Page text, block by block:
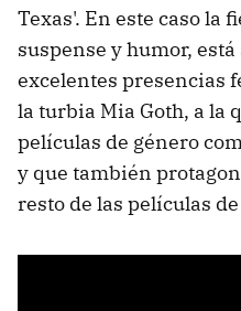
Texas'. En este caso la
suspense y humor,
excelentes presencias
la turbia Mia Goth, a la
películas de género
y que también
resto de las películas